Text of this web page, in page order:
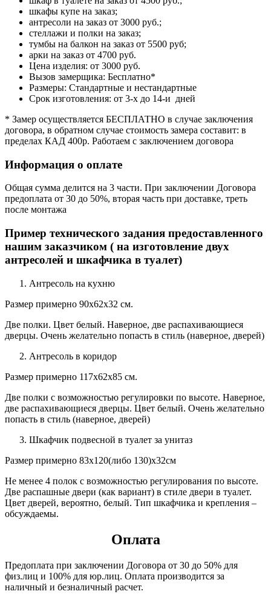
шкафы купе на заказ;
антресоли на заказ от 3000 руб.;
стеллажи и полки на заказ;
тумбы на балкон на заказ от 5500 руб;
арки на заказ от 4700 руб.
Цена изделия: от 3000 руб.
Вызов замерщика: Бесплатно*
Размеры: Стандартные и нестандартные
Срок изготовления: от 3-х до 14-и дней
* Замер осуществляется БЕСПЛАТНО в случае заключения
договора, в обратном случае стоимость замера составит: в
пределах КАД 400р. Работаем с заключением договора
Информация о оплате
Общая сумма делится на 3 части. При заключении Договора
предоплата от 30 до 50%, вторая часть при доставке, треть
после монтажа
Пример технического задания предоставленного
нашим заказчиком ( на изготовление двух
антресолей и шкафчика в туалет)
Антресоль на кухню
Размер примерно 90х62х32 см.
Две полки. Цвет белый. Наверное, две распахивающиеся
дверцы. Очень желательно попасть в стиль (наверное, дверей)
Антресоль в коридор
Размер примерно 117х62х85 см.
Две полки с возможностью регулировки по высоте. Наверное,
две распахивающиеся дверцы. Цвет белый. Очень желательно
попасть в стиль (наверное, дверей)
Шкафчик подвесной в туалет за унитаз
Размер примерно 83х120(либо 130)х32см
Не менее 4 полок с возможностью регулирования по высоте.
Две распашные двери (как вариант) в стиле двери в туалет.
Цвет дверей, вероятно, белый. Тип шкафчика и крепления –
обсуждаемы.
Оплата
Предоплата при заключении Договора от 30 до 50% для
физ.лиц и 100% для юр.лиц. Оплата производится за
наличный и безналичный расчет.